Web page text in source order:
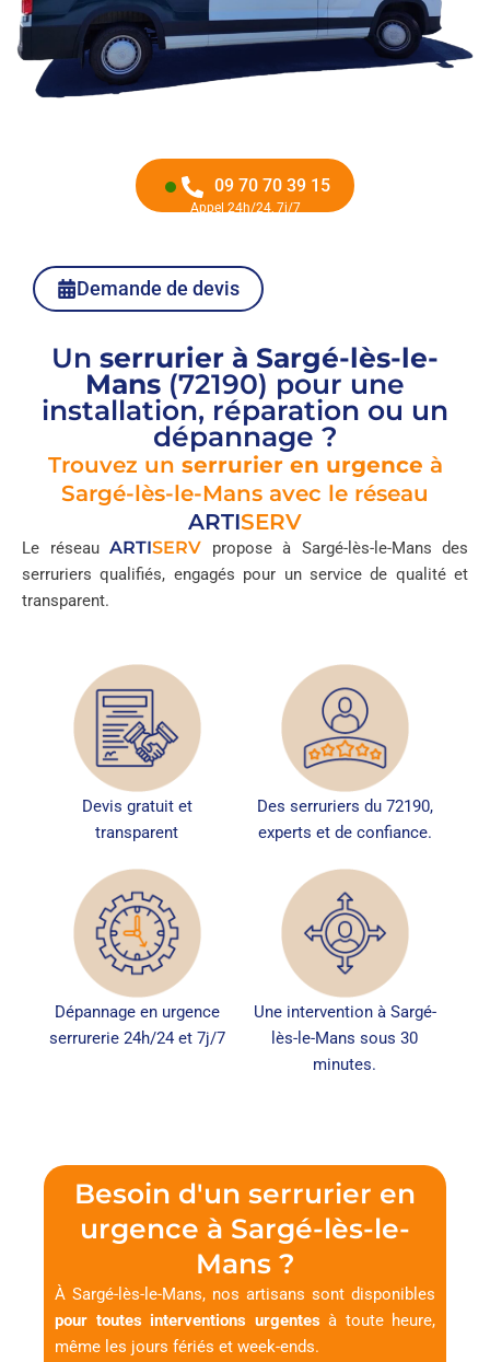
09 70 70 39 15
Appel 24h/24, 7j/7
Demande de devis
Un serrurier à Sargé-lès-le-
Mans (72190) pour une
installation, réparation ou un
dépannage ?
Trouvez un serrurier en urgence à
Sargé-lès-le-Mans avec le réseau
ARTISERV
Le réseau ARTISERV propose à Sargé-lès-le-Mans des
serruriers qualifiés, engagés pour un service de qualité et
transparent.
Devis gratuit et
transparent
Des serruriers du 72190,
experts et de confiance.
Dépannage en urgence
serrurerie 24h/24 et 7j/7
Une intervention à Sargé-
lès-le-Mans sous 30
minutes.
Besoin d'un serrurier en
urgence à Sargé-lès-le-
Mans ?
À Sargé-lès-le-Mans, nos artisans sont disponibles
pour toutes interventions urgentesà toute heure,
même les jours fériés et week-ends.